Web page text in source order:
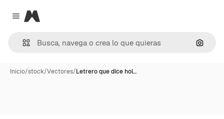
Close menu
Magnific
Inicio/stock/Vectores/Letrero que dice hol…